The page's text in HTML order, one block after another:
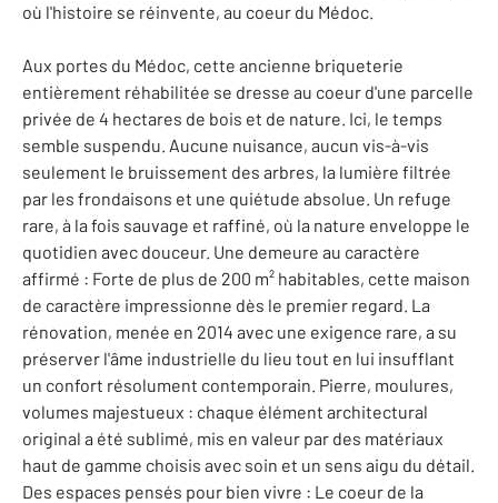
où l'histoire se réinvente, au coeur du Médoc.
Aux portes du Médoc, cette ancienne briqueterie
entièrement réhabilitée se dresse au coeur d'une parcelle
privée de 4 hectares de bois et de nature. Ici, le temps
semble suspendu. Aucune nuisance, aucun vis-à-vis
seulement le bruissement des arbres, la lumière filtrée
par les frondaisons et une quiétude absolue. Un refuge
rare, à la fois sauvage et raffiné, où la nature enveloppe le
quotidien avec douceur. Une demeure au caractère
affirmé : Forte de plus de 200 m² habitables, cette maison
de caractère impressionne dès le premier regard. La
rénovation, menée en 2014 avec une exigence rare, a su
préserver l'âme industrielle du lieu tout en lui insufflant
un confort résolument contemporain. Pierre, moulures,
volumes majestueux : chaque élément architectural
original a été sublimé, mis en valeur par des matériaux
haut de gamme choisis avec soin et un sens aigu du détail.
Des espaces pensés pour bien vivre : Le coeur de la